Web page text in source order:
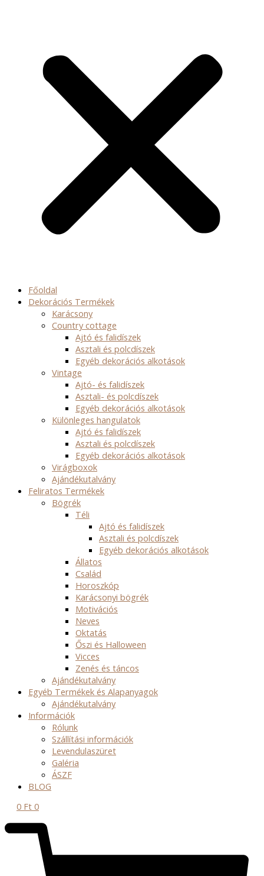
Főoldal
Dekorációs Termékek
Karácsony
Country cottage
Ajtó és falidíszek
Asztali és polcdíszek
Egyéb dekorációs alkotások
Vintage
Ajtó- és falidíszek
Asztali- és polcdíszek
Egyéb dekorációs alkotások
Különleges hangulatok
Ajtó és falidíszek
Asztali és polcdíszek
Egyéb dekorációs alkotások
Virágboxok
Ajándékutalvány
Feliratos Termékek
Bögrék
Téli
Ajtó és falidíszek
Asztali és polcdíszek
Egyéb dekorációs alkotások
Állatos
Család
Horoszkóp
Karácsonyi bögrék
Motivációs
Neves
Oktatás
Őszi és Halloween
Vicces
Zenés és táncos
Ajándékutalvány
Egyéb Termékek és Alapanyagok
Ajándékutalvány
Információk
Rólunk
Szállítási információk
Levendulaszüret
Galéria
ÁSZF
BLOG
0 Ft 0